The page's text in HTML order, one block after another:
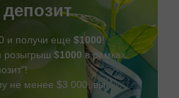
и получи еще $1000!
розыгрыш $1000 в рамках
не менее $3 000, вы